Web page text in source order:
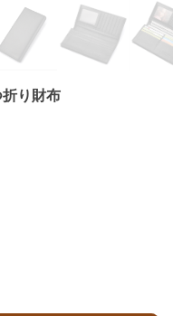
り財布